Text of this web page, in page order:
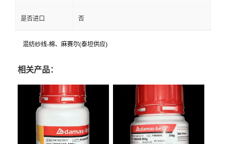
是否进口 否
混纺纱线-棉、麻赛尔(泰坦供应)
相关产品：